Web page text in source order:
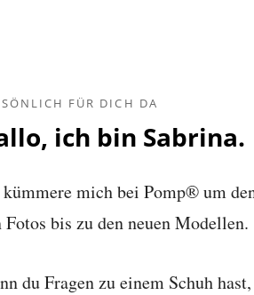
FÜR DICH DA
ich bin Sabrina.
mich bei Pomp® um
Fotos bis zu den neuen Modellen.
du Fragen zu einem Schuh